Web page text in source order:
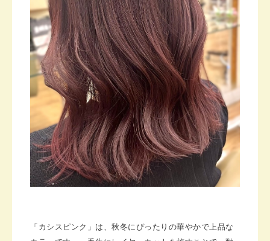
「カシスピンク」は、秋冬にぴったりの華やかで上品な